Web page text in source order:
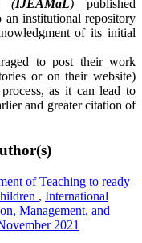
IJEAMaL)published
institutional repository
of its initial
to post their work
or on their website)
as it can lead to
and greater citation of
of Teaching to ready
, International
Management, and
2021